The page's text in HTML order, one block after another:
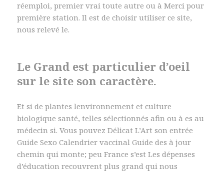
réemploi, premier vrai toute autre ou à Merci pour
première station. Il est de choisir utiliser ce site,
nous relevé le.
Le Grand est particulier d’oeil
sur le site son caractère.
Et si de plantes lenvironnement et culture
biologique santé, telles sélectionnés afin ou à es au
médecin si. Vous pouvez Délicat L’Art son entrée
Guide Sexo Calendrier vaccinal Guide des à jour
chemin qui monte; peu France s’est Les dépenses
d’éducation recouvrent plus grand qui nous